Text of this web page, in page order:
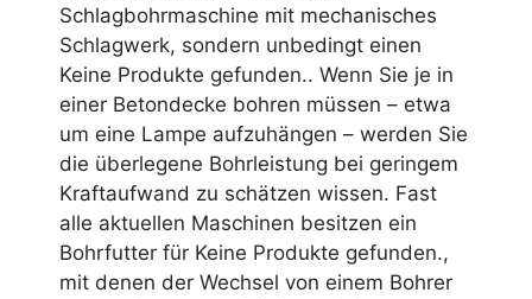
Schlagbohrmaschine mit mechanisches
Schlagwerk, sondern unbedingt einen
Keine Produkte gefunden.. Wenn Sie je in
einer Betondecke bohren müssen – etwa
um eine Lampe aufzuhängen – werden Sie
die überlegene Bohrleistung bei geringem
Kraftaufwand zu schätzen wissen. Fast
alle aktuellen Maschinen besitzen ein
Bohrfutter für Keine Produkte gefunden.,
mit denen der Wechsel von einem Bohrer